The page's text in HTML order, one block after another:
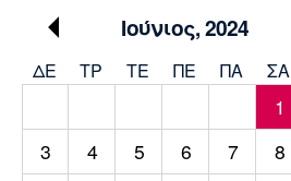
Running
Ιωνικός Κηφισιά
Ιούνιος, 2024
ΔΕ ΤΡ TΕ ΠΕ ΠΑ ΣΑ
1
3
4 5 6 7 8